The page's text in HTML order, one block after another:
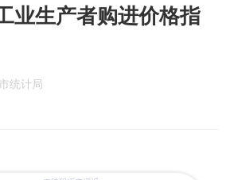
业生产者购进价格指
统计局